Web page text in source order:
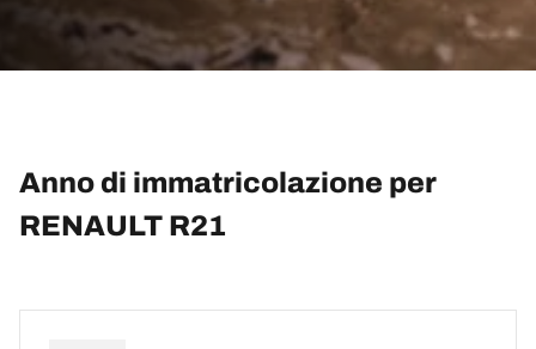
Anno di immatricolazione per
RENAULT R21